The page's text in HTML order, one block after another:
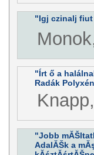
"Igj czinalj
"Írt ő a
Radák
"Jobb
AdalĂŠk a